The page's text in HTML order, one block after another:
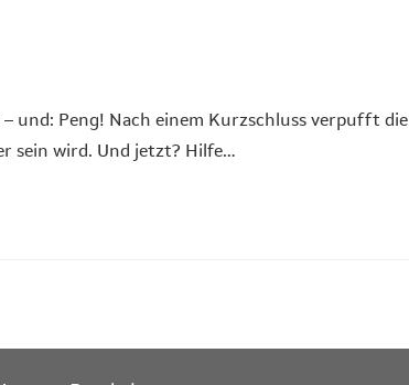
und: Peng! Nach einem Kurzschluss verpufft die
sein wird. Und jetzt? Hilfe…